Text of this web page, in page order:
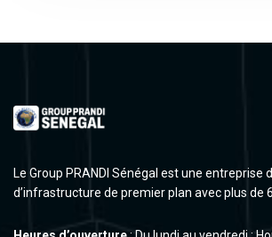
Le Group PRANDI Sénégal est une entreprise
d’infrastructure de premier plan avec plus de